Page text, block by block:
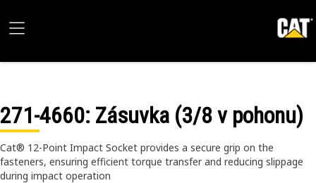
271-4660: Zásuvka (3/8 v pohonu)
Cat® 12-Point Impact Socket provides a secure grip on the
fasteners, ensuring efficient torque transfer and reducing slippage
during impact operation